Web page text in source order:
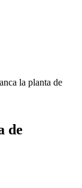
la planta de
de